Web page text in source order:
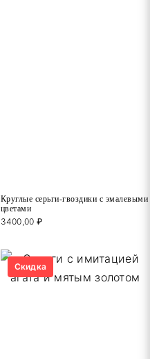
Круглые серьги-гвоздики с эмалевыми
цветами
3400,00 ₽
Скидка